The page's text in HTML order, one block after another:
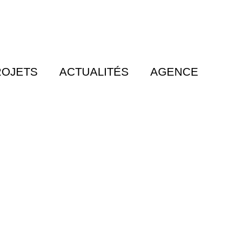
ACTUALITÉS AGENCE